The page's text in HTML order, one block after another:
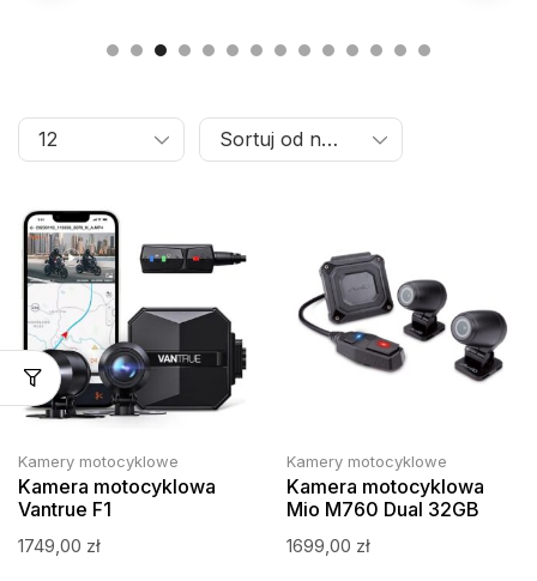
Kamery motocyklowe
Kamera motocyklowa
Vantrue F1
1749,00 zł
Kamery motocyklowe
Kamera motocyklowa
Mio M760 Dual 32GB
1699,00 zł